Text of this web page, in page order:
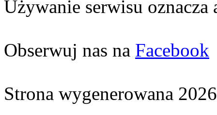
Używanie serwisu oznacza
Obserwuj nas na Facebook
Strona wygenerowana